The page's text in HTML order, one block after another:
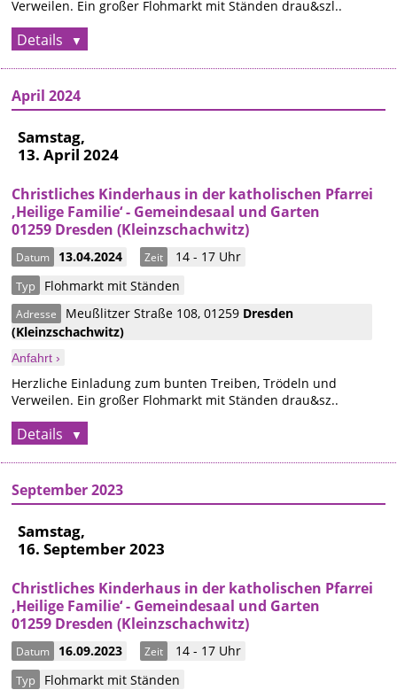
Verweilen. Ein großer Flohmarkt mit Ständen drau&szl..
Details
April 2024
Samstag,
13. April 2024
Christliches Kinderhaus in der katholischen Pfarrei
‚Heilige Familie‘ - Gemeindesaal und Garten
01259 Dresden (Kleinzschachwitz)
Datum 13.04.2024 Zeit 14 - 17 Uhr
Typ Flohmarkt mit Ständen
Adresse Meußlitzer Straße 108,01259 Dresden
(Kleinzschachwitz)
Anfahrt ›
Herzliche Einladung zum bunten Treiben, Trödeln und
Verweilen. Ein großer Flohmarkt mit Ständen drau&sz..
Details
September 2023
Samstag,
16. September 2023
Christliches Kinderhaus in der katholischen Pfarrei
‚Heilige Familie‘ - Gemeindesaal und Garten
01259 Dresden (Kleinzschachwitz)
Datum 16.09.2023 Zeit 14 - 17 Uhr
Typ Flohmarkt mit Ständen